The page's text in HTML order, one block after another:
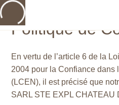
Politique de
En vertu de l’article 6 de la
2004 pour la Confiance dans
(LCEN), il est précisé que
SARL STE EXPL CHATEAU